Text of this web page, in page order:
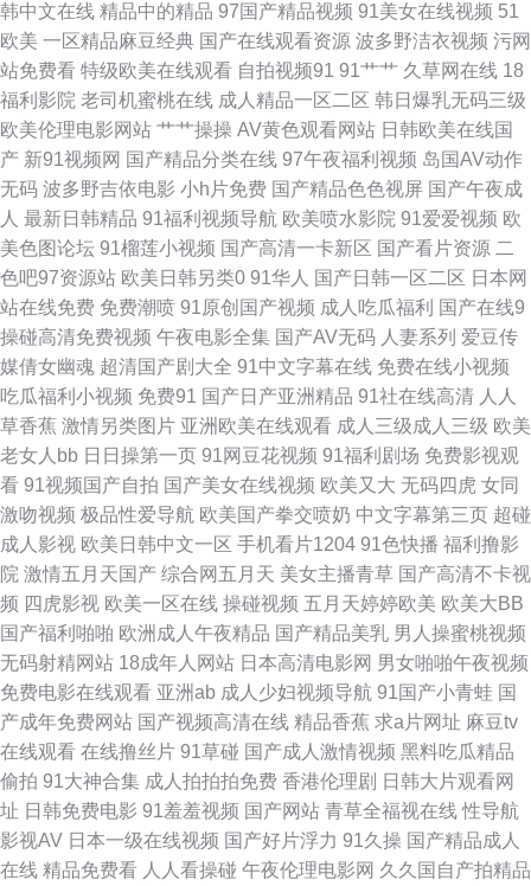
线 ts做爱 超碰在线国产 久久逼久久逼em 91大神磁力 www日本色色 大香蕉
怡红院 精东91 丝袜足交电影亚洲 国产视频观看网站 欧无不卡 五月天二区
成人无码不卡网址 手机亚洲色在线 东方四虎aV 久久午夜论理片 午夜福利a
91亚洲精华 大香蕉资源网 狠狠撸123 久久只这里有精品 欧州午夜影院 日韩
无码内射 亚洲九一 91干在线视频 AA福利影院 国产97在线视频 久久草福利
蜜臀性爱自拍 日韩卡一卡二卡三 午夜福利论坛 91官方网页免费 99热大香蕉
大香蕉55 国精品123 久草在线免费福利 91传媒视频 白丝无码自慰91 国产久
久区 老司机午夜视频 欧美孕妇群交 日韩乱论 五月缴激情网站 91少妇福利姬
操逼AV色 国产美女在线播放 狼友社区 欧美一期二期 天天干免费视频 91p在
线论坛 97超碰四虎导航 肏屄新片 抖阴免费网站 黄色A片人与兽 青久草91 婷
婷精品一区二区 91色图 成人精品欧美 国产自产一区在线 久久干视 欧美插B
欧美系列 日韩肏逼片网站 亚洲国产精品久久 国产福利漂漂网 美女抠逼视频
网站 日韩另类a片 伊人撸久久 91影院在线 肏屄社区电影 国产福利网站 极品
国产TS资源 蜜桃精品一 色色欧美 伊人大香蕉精品 91网站黄 变态另类性爱
av 国产精品免费网站 久久欧洲精品 欧美下一篇28P 深夜欲室导航 亚洲丝袜
韩中文在线 精品中的精品 97国产精品视频 91美女在线视频 51
欧美 一区精品麻豆经典 国产在线观看资源 波多野洁衣视频 污网
站免费看 特级欧美在线观看 自拍视频91 91艹艹 久草网在线 18
福利影院 老司机蜜桃在线 成人精品一区二区 韩日爆乳无码三级
欧美伦理电影网站 艹艹操操 AV黄色观看网站 日韩欧美在线国
产 新91视频网 国产精品分类在线 97午夜福利视频 岛国AV动作
无码 波多野吉依电影 小h片免费 国产精品色色视屏 国产午夜成
人 最新日韩精品 91福利视频导航 欧美喷水影院 91爱爱视频 欧
美色图论坛 91榴莲小视频 国产高清一卡新区 国产看片资源 二
色吧97资源站 欧美日韩另类0 91华人 国产日韩一区二区 日本网
站在线免费 免费潮喷 91原创国产视频 成人吃瓜福利 国产在线9
操碰高清免费视频 午夜电影全集 国产AV无码 人妻系列 爱豆传
媒倩女幽魂 超清国产剧大全 91中文字幕在线 免费在线小视频
吃瓜福利小视频 免费91 国产日产亚洲精品 91社在线高清 人人
草香蕉 激情另类图片 亚洲欧美在线观看 成人三级成人三级 欧美
老女人bb 日日操第一页 91网豆花视频 91福利剧场 免费影视观
看 91视频国产自拍 国产美女在线视频 欧美又大 无码四虎 女同
激吻视频 极品性爱导航 欧美国产拳交喷奶 中文字幕第三页 超碰
成人影视 欧美日韩中文一区 手机看片1204 91色快播 福利撸影
院 激情五月天国产 综合网五月天 美女主播青草 国产高清不卡视
频 四虎影视 欧美一区在线 操碰视频 五月天婷婷欧美 欧美大BB
国产福利啪啪 欧洲成人午夜精品 国产精品美乳 男人操蜜桃视频
无码射精网站 18成年人网站 日本高清电影网 男女啪啪午夜视频
免费电影在线观看 亚洲ab 成人少妇视频导航 91国产小青蛙 国
产成年免费网站 国产视频高清在线 精品香蕉 求a片网址 麻豆tv
在线观看 在线撸丝片 91草碰 国产成人激情视频 黑料吃瓜精品
偷拍 91大神合集 成人拍拍拍免费 香港伦理剧 日韩大片观看网
址 日韩免费电影 91羞羞视频 国产网站 青草全福视在线 性导航
影视AV 日本一级在线视频 国产好片浮力 91久操 国产精品成人
在线 精品免费看 人人看操碰 午夜伦理电影网 久久国自产拍精品